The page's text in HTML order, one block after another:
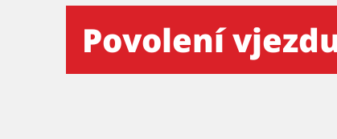
Povolení